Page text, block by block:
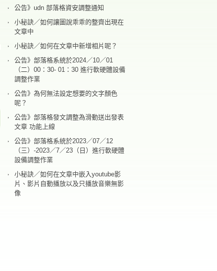
公告》udn 部落格資安調整通知
小秘訣／如何讓圖說乖乖的整齊出現在
文章中
小秘訣／如何在文章中新增相片呢？
公告》部落格系統於2024／10／01
（二）00：30- 01：30 進行軟硬體設備
調整作業
公告》為何無法設定想要的文字顏色
呢？
公告》部落格發文調整為滑動送出發表
文章 功能上線
公告》部落格系統於2023／07／12
（三）-2023／7／23（日）進行軟硬體
設備調整作業
小秘訣／如何在文章中嵌入youtube影
片、影片自動播放以及只播放音樂無影
像